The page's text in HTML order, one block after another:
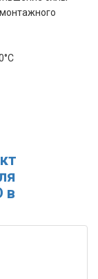
в